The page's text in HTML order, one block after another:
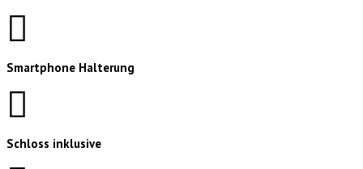
Smartphone Halterung
Schloss inklusive